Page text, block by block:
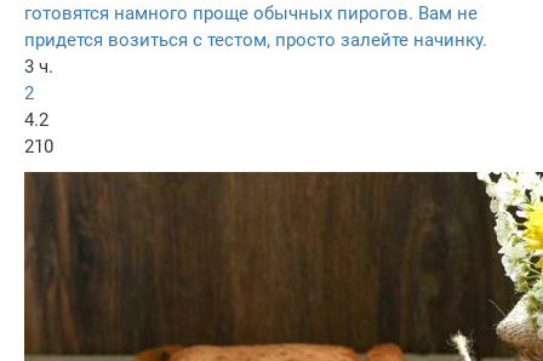
готовятся намного проще обычных пирогов. Вам не
придется возиться с тестом, просто залейте начинку.
3 ч.
2
4.2
210